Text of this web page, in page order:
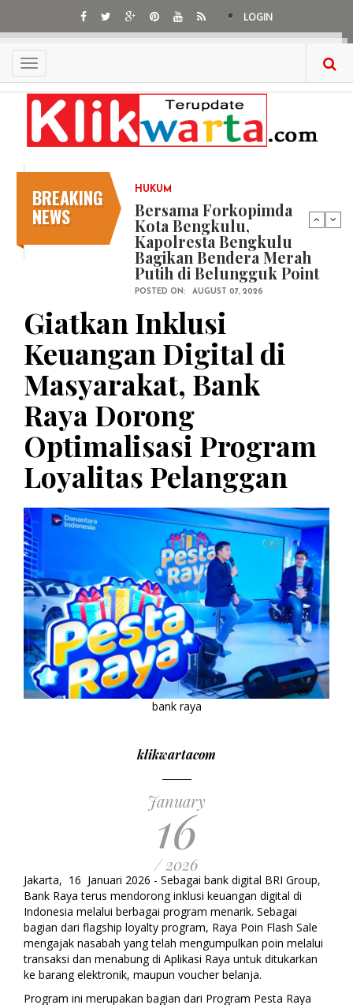
main
content
LOGIN
Toggle
navigation
BREAKING
NEWS
HUKUM
Bersama Forkopimda
Kota Bengkulu,
Kapolresta Bengkulu
Bagikan Bendera Merah
Putih di Belungguk Point
POSTED ON: AUGUST 07, 2026
Giatkan Inklusi
Keuangan Digital di
Masyarakat, Bank
Raya Dorong
Optimalisasi Program
Loyalitas Pelanggan
bank raya
klikwartacom
January
16
/ 2026
Jakarta, 16 Januari 2026 - Sebagai bank digital BRI Group,
Bank Raya terus mendorong inklusi keuangan digital di
Indonesia melalui berbagai program menarik. Sebagai
bagian dari flagship loyalty program, Raya Poin Flash Sale
mengajak nasabah yang telah mengumpulkan poin melalui
transaksi dan menabung di Aplikasi Raya untuk ditukarkan
ke barang elektronik, maupun voucher belanja.
Program ini merupakan bagian dari Program Pesta Raya